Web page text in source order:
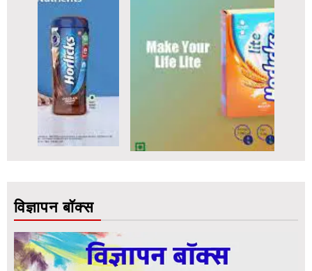
विज्ञापन बॉक्स